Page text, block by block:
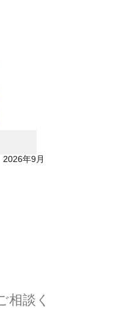
2026年9月
相談く